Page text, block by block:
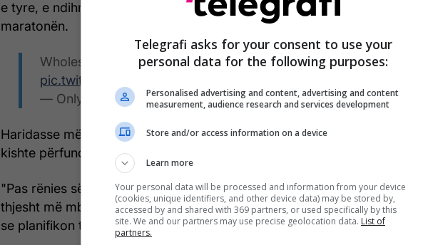
e tyre, e ndihmuan të bënte hapat e fundit dhe të përfundonte
maratonën.
Wholesome moment captured at Boston Marathon 🥹
pic.twitter.com/9nueNxmTKX
— OnlyBangers (@OnlyBangersEth)April 21, 2026
Haridasse më vonë pranoi se pa ndihmën e tyre ndoshta nuk do ta
kishte përfunduar garën.
"Pas rënies së katërt, isha gati të zvarritesha. Në kilometrin e fundit,
thjesht më mbaruan forcat", tha Haridasse për mediat, duke shtuar
se planifikon të garojë përsëri vitin e ardhshëm.
Telegrafi asks for your consent to use your
personal data for the following purposes:
Personalised advertising and content, advertising and content
measurement, audience research and services development
Store and/or access information on a device
Learn more
Your personal data will be processed and information from your device
(cookies, unique identifiers, and other device data) may be stored by,
accessed by and shared with 369 partners, or used specifically by this
site. We and our partners may use precise geolocation data. List of
partners.